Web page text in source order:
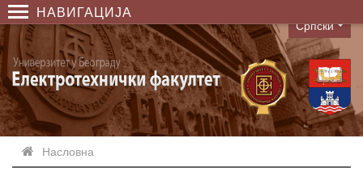
НАВИГАЦИЈА
Language
Српски
Насловна